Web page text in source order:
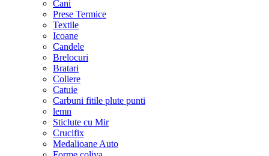
Cani
Prese Termice
Textile
Icoane
Candele
Brelocuri
Bratari
Coliere
Catuie
Carbuni fitile plute punti
lemn
Sticlute cu Mir
Crucifix
Medalioane Auto